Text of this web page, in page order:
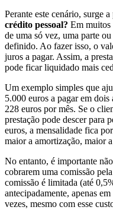
Perante este cenário, surge a
crédito pessoal? Em muitos
de uma só vez, uma parte
definido. Ao fazer isso, o
juros a pagar. Assim, a
pode ficar liquidado mais
Um exemplo simples que
5.000 euros a pagar em dois
228 euros por mês. Se o
prestação pode descer para
euros, a mensalidade fica
maior a amortização, maior
No entanto, é importante
cobrarem uma comissão
comissão é limitada (até
antecipadamente, apenas
vezes, mesmo com esse